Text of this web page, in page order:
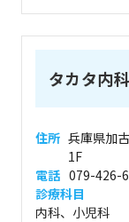
タカタ内
住所 兵庫県加
1F
電話 079-426-
診療科目
内科、小児科